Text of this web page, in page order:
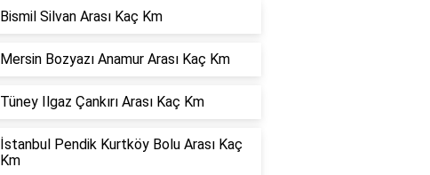
Bismil Silvan Arası Kaç Km
Mersin Bozyazı Anamur Arası Kaç Km
Tüney Ilgaz Çankırı Arası Kaç Km
İstanbul Pendik Kurtköy Bolu Arası Kaç
Km